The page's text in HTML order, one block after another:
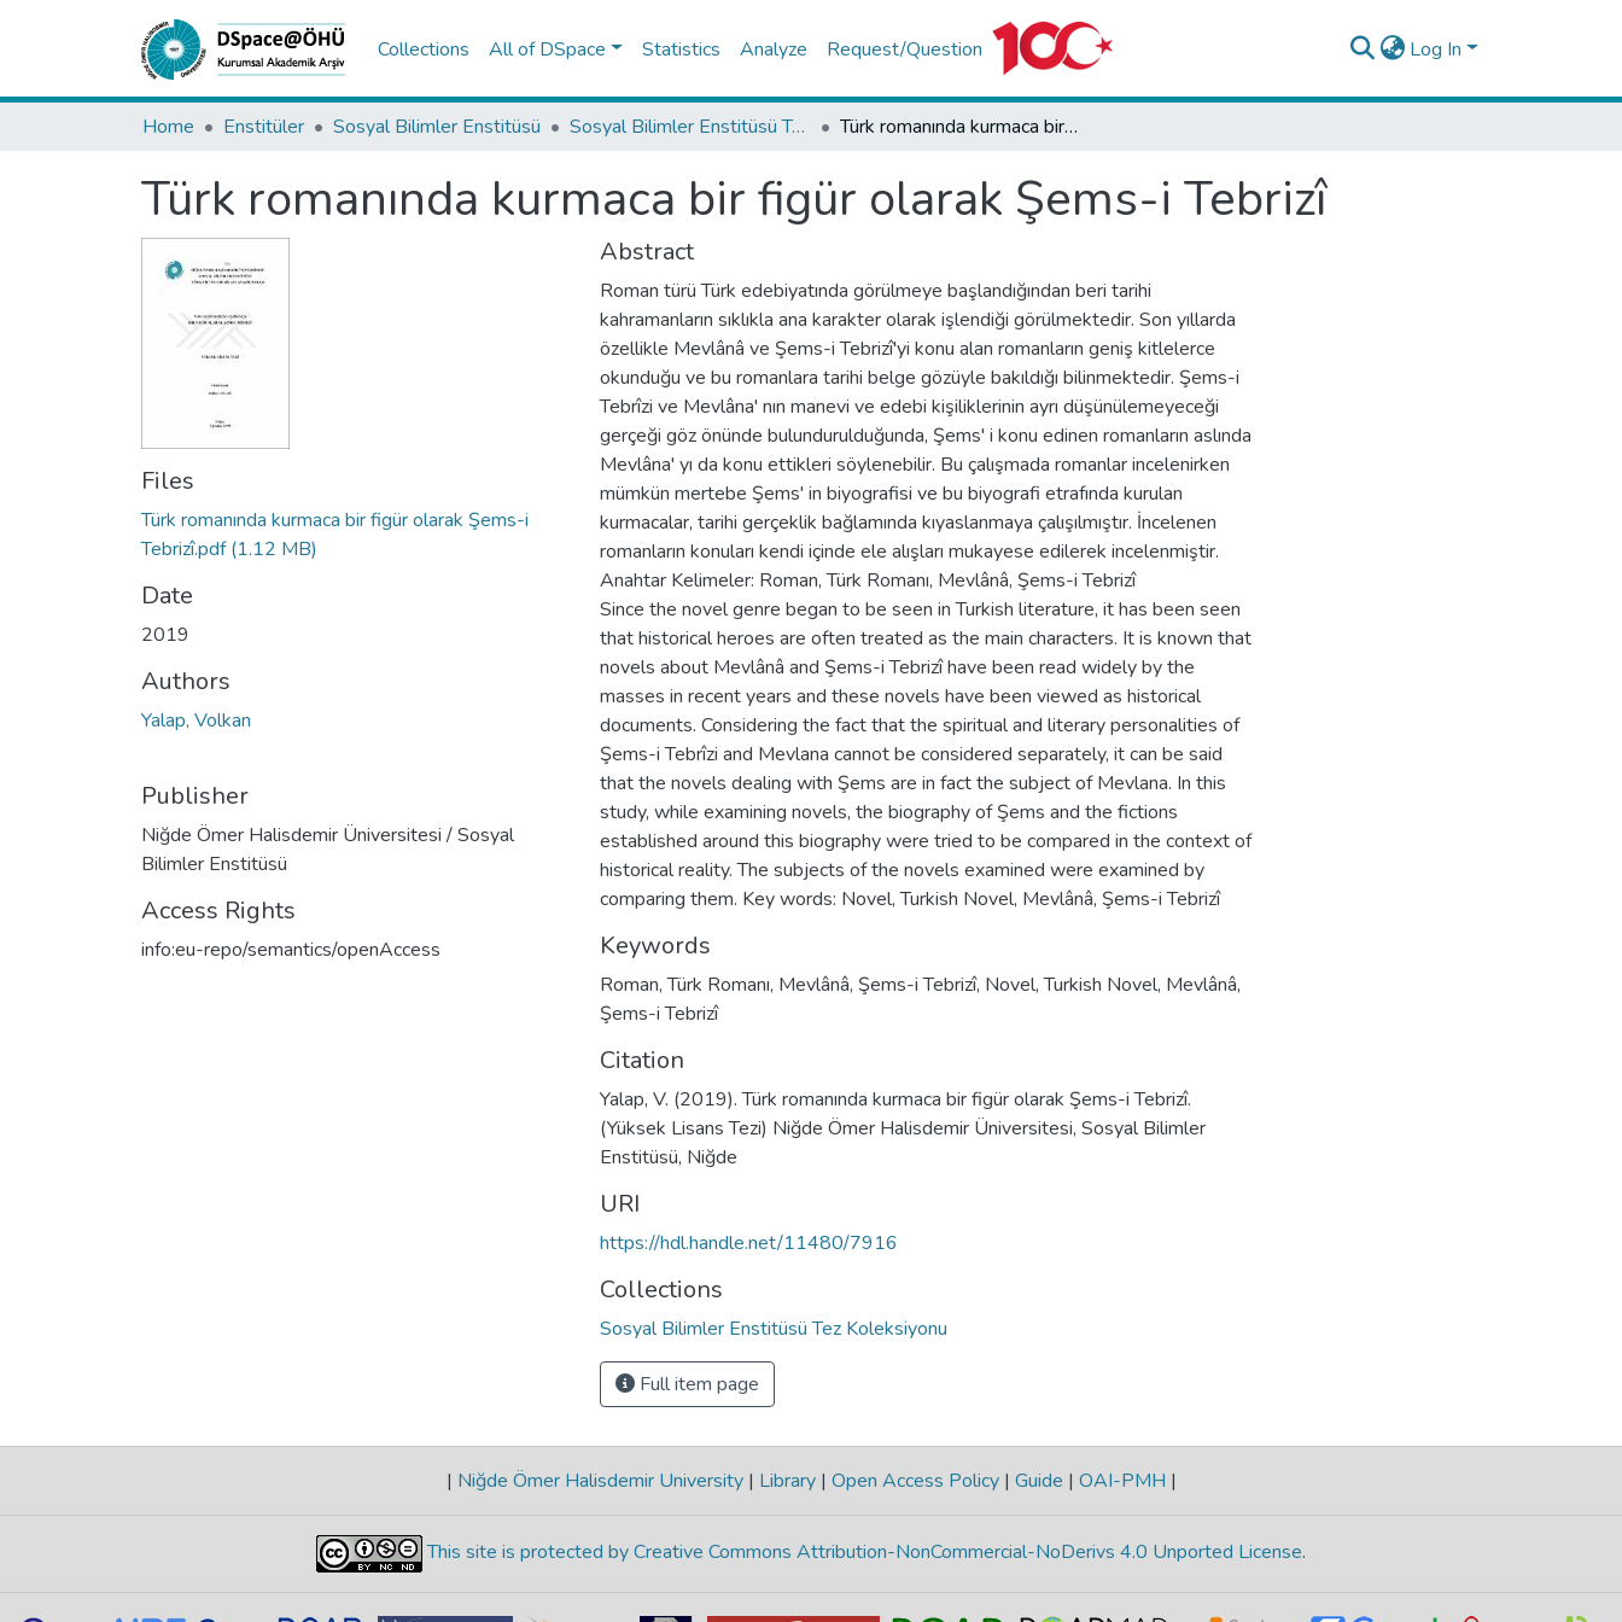
Collections All of DSpace Statistics Analyze Request/Question Log In
Home Enstitüler Sosyal Bilimler Enstitüsü Sosyal Bilimler Enstitüsü Tez Koleksiyonu Türk romanında kurmaca bir figür olarak Şems-i Tebrizî
Türk romanında kurmaca bir figür olarak Şems-i Tebrizî
Files
Türk romanında kurmaca bir figür olarak Şems-i
Tebrizî.pdf(1.12 MB)
Date
2019
Authors
Yalap, Volkan
Publisher
Niğde Ömer Halisdemir Üniversitesi / Sosyal
Bilimler Enstitüsü
Access Rights
info:eu-repo/semantics/openAccess
Abstract
Roman türü Türk edebiyatında görülmeye başlandığından beri tarihi
kahramanların sıklıkla ana karakter olarak işlendiği görülmektedir. Son yıllarda
özellikle Mevlânâ ve Şems-i Tebrizî'yi konu alan romanların geniş kitlelerce
okunduğu ve bu romanlara tarihi belge gözüyle bakıldığı bilinmektedir. Şems-i
Tebrîzi ve Mevlâna' nın manevi ve edebi kişiliklerinin ayrı düşünülemeyeceği
gerçeği göz önünde bulundurulduğunda, Şems' i konu edinen romanların aslında
Mevlâna' yı da konu ettikleri söylenebilir. Bu çalışmada romanlar incelenirken
mümkün mertebe Şems' in biyografisi ve bu biyografi etrafında kurulan
kurmacalar, tarihi gerçeklik bağlamında kıyaslanmaya çalışılmıştır. İncelenen
romanların konuları kendi içinde ele alışları mukayese edilerek incelenmiştir.
Anahtar Kelimeler: Roman, Türk Romanı, Mevlânâ, Şems-i Tebrizî
Since the novel genre began to be seen in Turkish literature, it has been seen
that historical heroes are often treated as the main characters. It is known that
novels about Mevlânâ and Şems-i Tebrizî have been read widely by the
masses in recent years and these novels have been viewed as historical
documents. Considering the fact that the spiritual and literary personalities of
Şems-i Tebrîzi and Mevlana cannot be considered separately, it can be said
that the novels dealing with Şems are in fact the subject of Mevlana. In this
study, while examining novels, the biography of Şems and the fictions
established around this biography were tried to be compared in the context of
historical reality. The subjects of the novels examined were examined by
comparing them. Key words: Novel, Turkish Novel, Mevlânâ, Şems-i Tebrizî
Keywords
Roman,Türk Romanı, Mevlânâ, Şems-i Tebrizî, Novel,Turkish Novel, Mevlânâ,
Şems-i Tebrizî
Citation
Yalap, V. (2019). Türk romanında kurmaca bir figür olarak Şems-i Tebrizî.
(Yüksek Lisans Tezi) Niğde Ömer Halisdemir Üniversitesi, Sosyal Bilimler
Enstitüsü, Niğde
URI
https://hdl.handle.net/11480/7916
Collections
Sosyal Bilimler Enstitüsü Tez Koleksiyonu
Full item page
| Niğde Ömer Halisdemir University | Library | Open Access Policy | Guide | OAI-PMH |
This site is protected by Creative Commons Attribution-NonCommercial-NoDerivs 4.0 Unported License.